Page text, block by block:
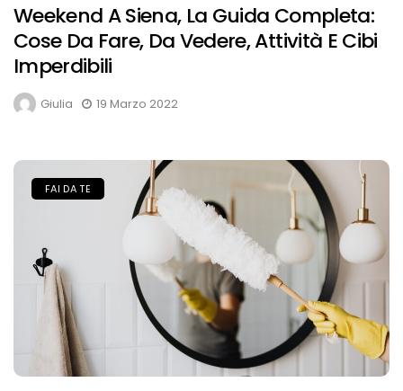
Weekend A Siena, La Guida Completa:
Cose Da Fare, Da Vedere, Attività E Cibi
Imperdibili
Giulia 19 Marzo 2022
FAI DA TE